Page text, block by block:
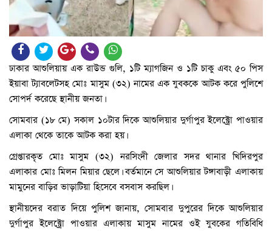
ঢাকার আশুলিয়ায় এক রাউন্ড গুলি, ১টি ম্যাগজিন ও ১টি চাকু এবং ৫০ পিস
ইয়াবা ট্যাবলেটসহ মোঃ মাসুম (৩২) নামের এক যুবককে আটক করে পুলিশে
সোপর্দ করেছে স্থানীয় জনতা।
সোমবার (১৮ মে) সকাল ১০টার দিকে আশুলিয়ার দুর্গাপুর ইলেক্ট্রো পাওয়ার
এলাকা থেকে তাকে আটক করা হয়।
গ্রেপ্তারকৃত মোঃ মাসুম (৩২) নরসিংদী জেলার সদর থানার খিদিরপুর
এলাকার মোঃ মিলন মিয়ার ছেলে। বর্তমানে সে আশুলিয়ার টঙ্গাবাড়ী এলাকায়
মামুনের বাড়ির ভাড়াটিয়া হিসেবে বসবাস করছিল।
স্থানীয়দের বরাত দিয়ে পুলিশ জানায়, সোমবার দুপুরের দিকে আশুলিয়ার
দুর্গাপুর ইলেক্ট্রো পাওয়ার এলাকায় মাসুম নামের ওই যুবকের গতিবিধি